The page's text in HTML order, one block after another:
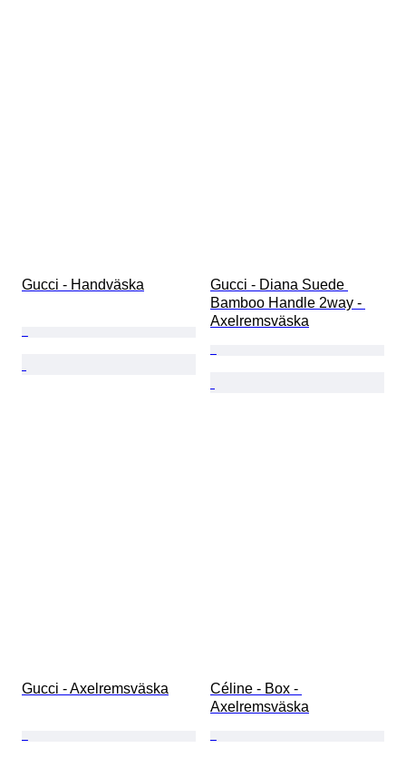
Gucci - Handväska
Gucci - Diana Suede
Bamboo Handle 2way -
Axelremsväska
Gucci - Axelremsväska
Céline - Box -
Axelremsväska